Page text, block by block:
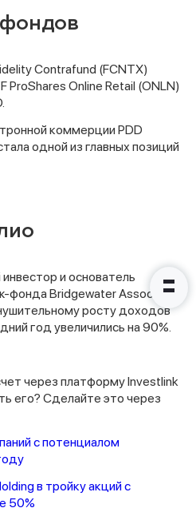
Contrafund (FCNTX)
ProShares Online Retail (ONLN)
коммерции PDD
одной из главных позиций
и основатель
фонда Bridgewater Associates
росту доходов
год увеличились на 90%.
через платформу Investlink
его? Сделайте это через
с потенциалом
в тройку акций с
50%
свяжутся с